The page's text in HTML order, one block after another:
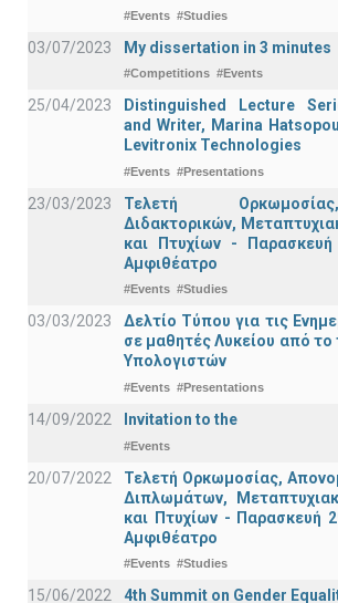
#Events #Studies
03/07/2023 My dissertation in 3 minutes
#Competitions #Events
25/04/2023
Distinguished Lecture
and Writer, Marina
Levitronix Technologies
#Events #Presentations
23/03/2023
Τελετή
Διδακτορικών,
και Πτυχίων - Παρασκευή
Αμφιθέατρο
#Events #Studies
03/03/2023
Δελτίο Τύπου για τις
σε μαθητές Λυκείου από το
Υπολογιστών
#Events #Presentations
14/09/2022 Invitation to the
#Events
20/07/2022
Τελετή Ορκωμοσίας,
Διπλωμάτων,
και Πτυχίων - Παρασκευή
Αμφιθέατρο
#Events #Studies
15/06/2022 4th Summit on Gender